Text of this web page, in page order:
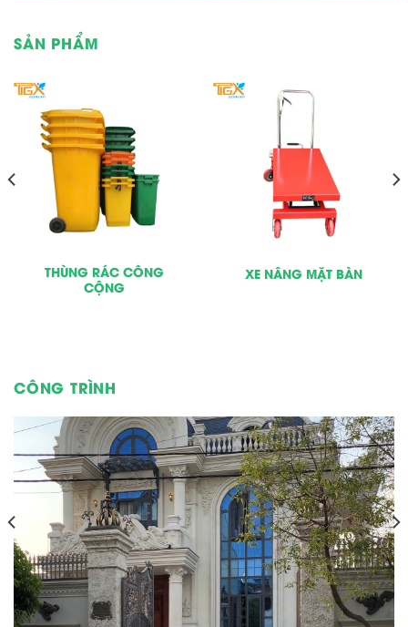
SẢN PHẨM
THÙNG RÁC CÔNG
CỘNG
XE NÂNG MẶT BÀN
CÔNG TRÌNH